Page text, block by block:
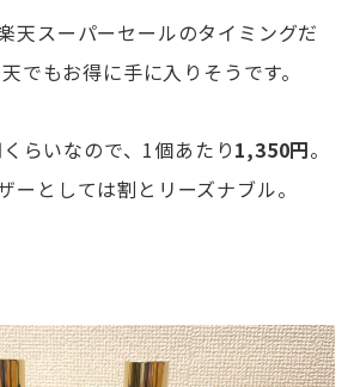
天スーパーセールのタイミングだ
でもお得に手に入りそうです。
らいなので、1個あたり1,350円。
ーとしては割とリーズナブル。